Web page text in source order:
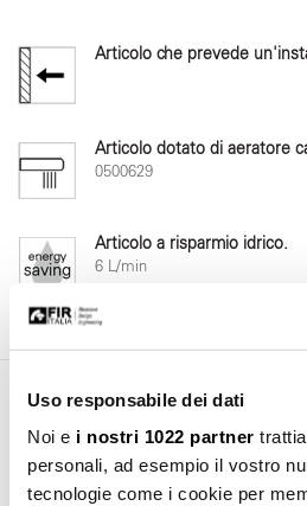
Uso responsabile dei dati
Noi e i nostri 1022 partner
personali, ad esempio il vostro
tecnologie come i cookie per
Articolo che prevede
Articolo dotato di aeratore
0500629
Articolo a risparmio idrico.
6 L/min
Manuale d'installazione